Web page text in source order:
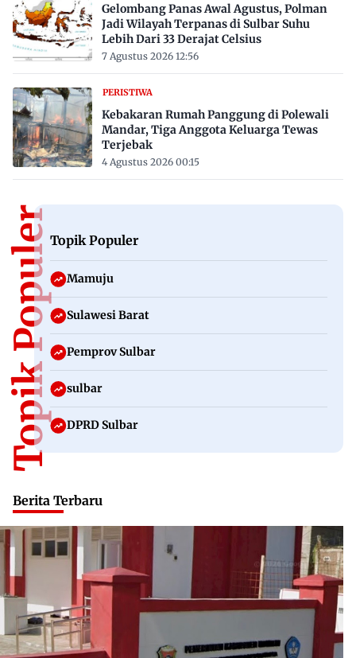
Gelombang Panas Awal Agustus, Polman
Jadi Wilayah Terpanas di Sulbar Suhu
Lebih Dari 33 Derajat Celsius
7 Agustus 2026 12:56
PERISTIWA
Kebakaran Rumah Panggung di Polewali
Mandar, Tiga Anggota Keluarga Tewas
Terjebak
4 Agustus 2026 00:15
Topik PopulerTopik Populer
Mamuju
Sulawesi Barat
Pemprov Sulbar
sulbar
DPRD Sulbar
Berita Terbaru